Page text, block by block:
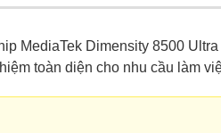
MediaTek Dimensity 8500
toàn diện cho nhu cầu làm